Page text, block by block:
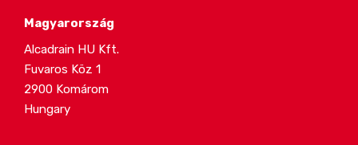
Magyarország
Alcadrain HU Kft.
Fuvaros Köz 1
2900 Komárom
Hungary